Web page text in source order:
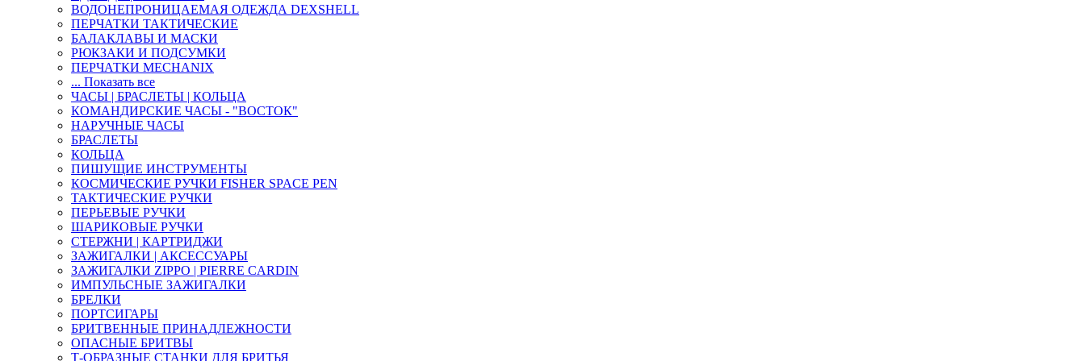
ВОДОНЕПРОНИЦАЕМАЯ ОДЕЖДА DEXSHELL
ПЕРЧАТКИ ТАКТИЧЕСКИЕ
БАЛАКЛАВЫ И МАСКИ
РЮКЗАКИ И ПОДСУМКИ
ПЕРЧАТКИ MECHANIX
... Показать все
ЧАСЫ | БРАСЛЕТЫ | КОЛЬЦА
КОМАНДИРСКИЕ ЧАСЫ - "ВОСТОК"
НАРУЧНЫЕ ЧАСЫ
БРАСЛЕТЫ
КОЛЬЦА
ПИШУЩИЕ ИНСТРУМЕНТЫ
КОСМИЧЕСКИЕ РУЧКИ FISHER SPACE PEN
ТАКТИЧЕСКИЕ РУЧКИ
ПЕРЬЕВЫЕ РУЧКИ
ШАРИКОВЫЕ РУЧКИ
СТЕРЖНИ | КАРТРИДЖИ
ЗАЖИГАЛКИ | АКСЕССУАРЫ
ЗАЖИГАЛКИ ZIPPO | PIERRE CARDIN
ИМПУЛЬСНЫЕ ЗАЖИГАЛКИ
БРЕЛКИ
ПОРТСИГАРЫ
БРИТВЕННЫЕ ПРИНАДЛЕЖНОСТИ
ОПАСНЫЕ БРИТВЫ
Т-ОБРАЗНЫЕ СТАНКИ ДЛЯ БРИТЬЯ